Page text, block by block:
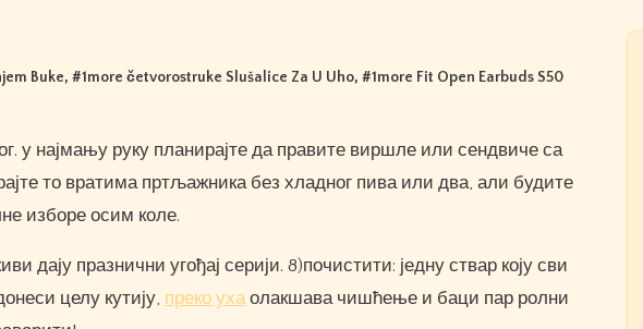
Buke, #1more četvorostruke Slušalice Za U Uho, #1more Fit Open Earbuds S50
то вратима пртљажника без хладног пива или два, али будите
изборе осим коле.
дају празнични угођај серији. 8)почистити: једну ствар коју сви
целу кутију, преко ухаолакшава чишћење и баци пар ролни